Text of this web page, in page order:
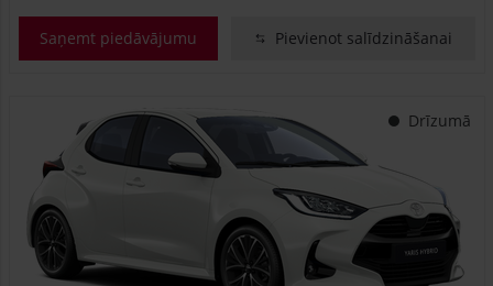
Saņemt piedāvājumu Pievienot salīdzināšanai
Drīzumā